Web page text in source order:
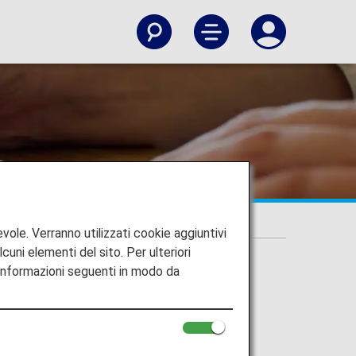
principali terminerà a partire
Verranno utilizzati cookie aggiuntivi
elementi del sito. Per ulteriori
seguenti in modo da